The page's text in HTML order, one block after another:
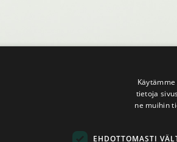
tietoja
ne muihin
EHDOTTOMASTI